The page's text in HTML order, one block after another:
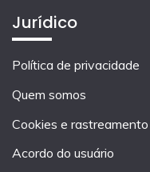
Jurídico
Política de privacidade
Quem somos
Cookies e rastreamento
Acordo do usuário